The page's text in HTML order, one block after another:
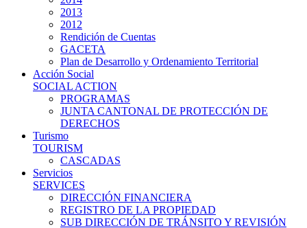
2013
2012
Rendición de Cuentas
GACETA
Plan de Desarrollo y Ordenamiento Territorial
Acción Social
SOCIAL ACTION
PROGRAMAS
JUNTA CANTONAL DE PROTECCIÓN DE
DERECHOS
Turismo
TOURISM
CASCADAS
Servicios
SERVICES
DIRECCIÓN FINANCIERA
REGISTRO DE LA PROPIEDAD
SUB DIRECCIÓN DE TRÁNSITO Y REVISIÓN